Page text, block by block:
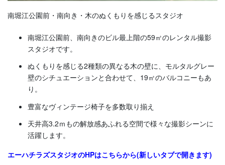
南堀江公園前・南向き・木のぬくもりを感じるスタジオ
南堀江公園前、南向きのビル最上階の59㎡のレンタル撮影
スタジオです。
ぬくもりを感じる2種類の異なる木の壁に、モルタルグレー
壁のシチュエーションと合わせて、19㎡のバルコニーもあ
り。
豊富なヴィンテージ椅子を多数取り揃え
天井高3.2ｍもの解放感あふれる空間で様々な撮影シーンに
活躍します。
エーハチラズスタジオのHPはこちらから(新しいタブで開きます)